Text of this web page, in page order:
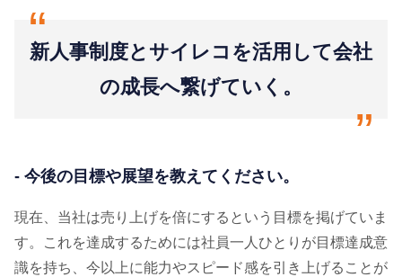
“
新人事制度とサイレコを活用して会社
の成長へ繋げていく。
“
- 今後の目標や展望を教えてください。
現在、当社は売り上げを倍にするという目標を掲げていま
す。これを達成するためには社員一人ひとりが目標達成意
識を持ち、今以上に能力やスピード感を引き上げることが